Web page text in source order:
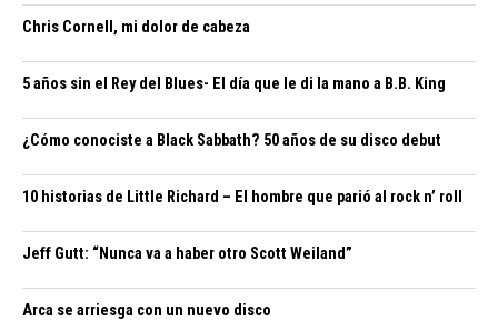
Chris Cornell, mi dolor de cabeza
5 años sin el Rey del Blues- El día que le di la mano a B.B. King
¿Cómo conociste a Black Sabbath? 50 años de su disco debut
10 historias de Little Richard – El hombre que parió al rock n’ roll
Jeff Gutt: “Nunca va a haber otro Scott Weiland”
Arca se arriesga con un nuevo disco